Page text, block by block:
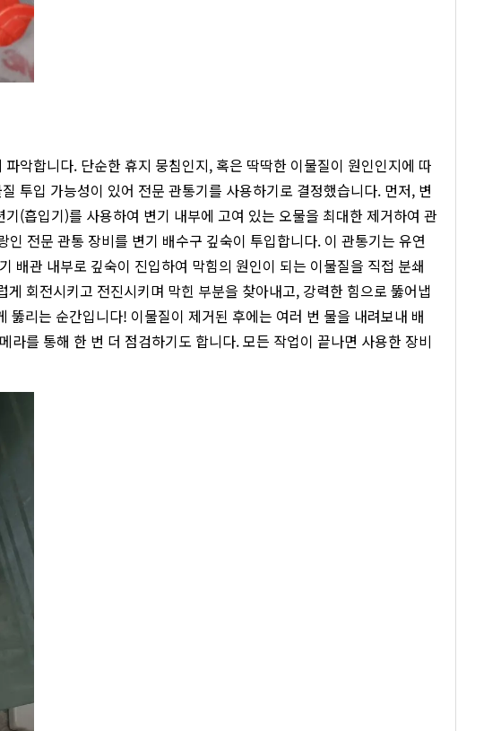
악합니다. 단순한 휴지 뭉침인지, 혹은 딱딱한 이물질이 원인인지에 따
투입 가능성이 있어 전문 관통기를 사용하기로 결정했습니다. 먼저, 변
(흡입기)를 사용하여 변기 내부에 고여 있는 오물을 최대한 제거하여 관
전문 관통 장비를 변기 배수구 깊숙이 투입합니다. 이 관통기는 유연
배관 내부로 깊숙이 진입하여 막힘의 원인이 되는 이물질을 직접 분쇄
회전시키고 전진시키며 막힌 부분을 찾아내고, 강력한 힘으로 뚫어냅
리는 순간입니다! 이물질이 제거된 후에는 여러 번 물을 내려보내 배
를 통해 한 번 더 점검하기도 합니다. 모든 작업이 끝나면 사용한 장비